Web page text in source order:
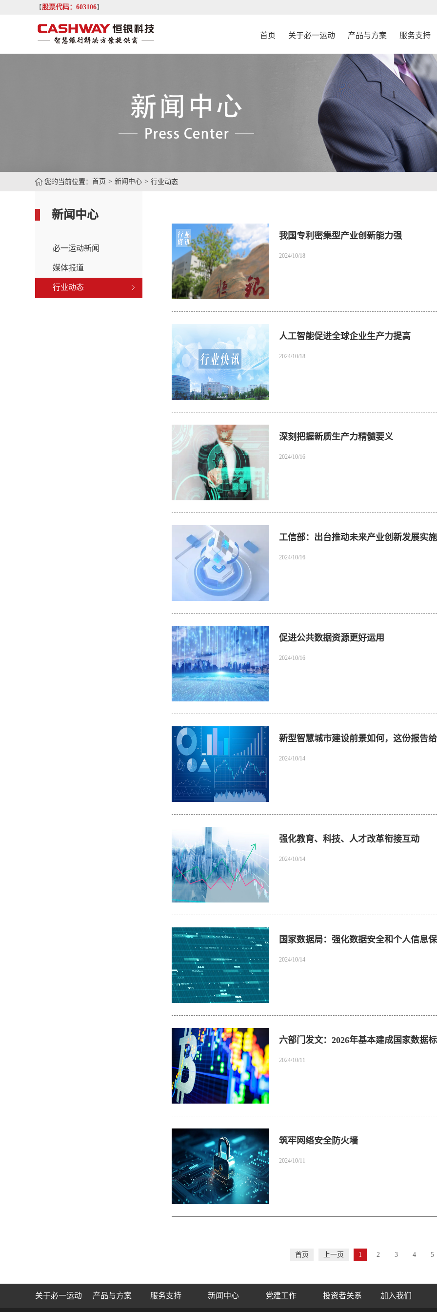
【股票代码：603106】
首页 关于必一运动 产品与方案 服务支持
您的当前位置： 首页 新闻中心 行业动态
新闻中心
必一运动新闻
媒体报道
行业动态
我国专利密集型产业创新能力强
2024/10/18
人工智能促进全球企业生产力提高
2024/10/18
深刻把握新质生产力精髓要义
2024/10/16
工信部：出台推动未来产业创新发展实
2024/10/16
促进公共数据资源更好运用
2024/10/16
新型智慧城市建设前景如何，这份报告
2024/10/14
强化教育、科技、人才改革衔接互动
2024/10/14
国家数据局：强化数据安全和个人信息
2024/10/14
六部门发文：2026年基本建成国家数据
2024/10/11
筑牢网络安全防火墙
2024/10/11
首页 上一页 1 2 3 4 5
关于必一运动 产品与方案 服务支持 新闻中心 党建工作 投资者关系 加入我们